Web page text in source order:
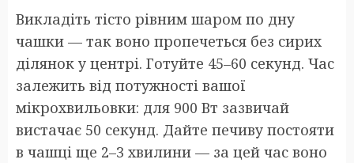
Викладіть тісто рівним шаром по дну
чашки — так воно пропечеться без сирих
ділянок у центрі. Готуйте 45–60 секунд. Час
залежить від потужності вашої
мікрохвильовки: для 900 Вт зазвичай
вистачає 50 секунд. Дайте печиву постояти
в чашці ще 2–3 хвилини — за цей час воно